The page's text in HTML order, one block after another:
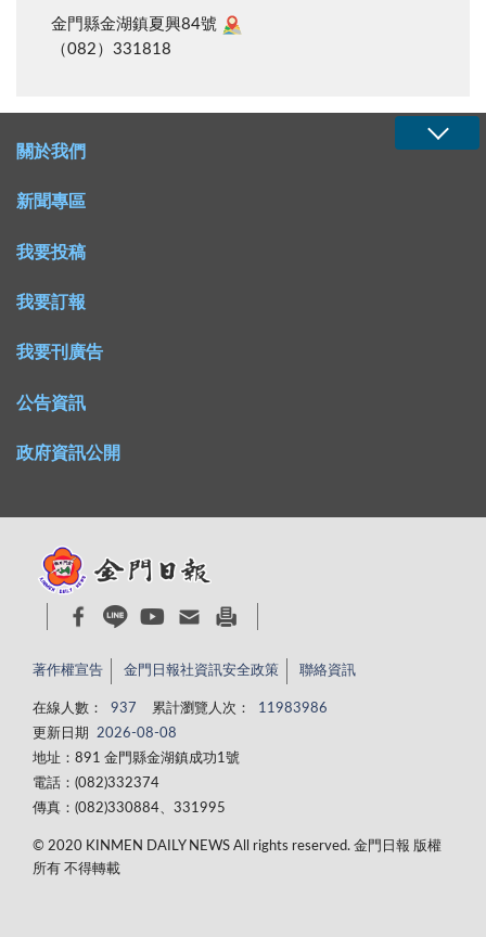
金門縣金湖鎮夏興84號
（082）331818
關於我們
新聞專區
我要投稿
我要訂報
我要刊廣告
公告資訊
政府資訊公開
著作權宣告 金門日報社資訊安全政策 聯絡資訊
在線人數： 937 累計瀏覽人次：
11983986
更新日期
2026-08-08
地址：891 金門縣金湖鎮成功1號
電話：(082)332374
傳真：(082)330884、331995
© 2020 KINMEN DAILY NEWS All rights reserved. 金門日報 版權
所有 不得轉載